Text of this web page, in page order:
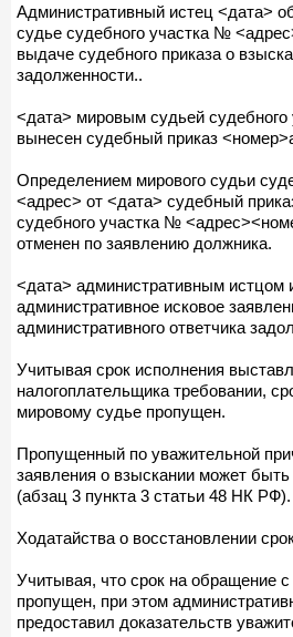
Административный истец <дата>
судье судебного участка №
выдаче судебного приказа о
задолженности..
<дата> мировым судьей
вынесен судебный приказ
Определением мирового судьи
<адрес> от <дата> судебный
судебного участка №
отменен по заявлению должника.
<дата> административным истцом
административное исковое
административного ответчика
Учитывая срок исполнения
налогоплательщика требовании,
мировому судье пропущен.
Пропущенный по уважительной
заявления о взыскании может
(абзац 3 пункта 3 статьи 48 НК РФ).
Ходатайства о восстановлении
Учитывая, что срок на обращение
пропущен, при этом
предоставил доказательств